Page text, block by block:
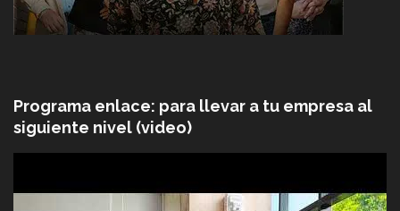
Programa enlace: para llevar a tu empresa al
siguiente nivel (video)